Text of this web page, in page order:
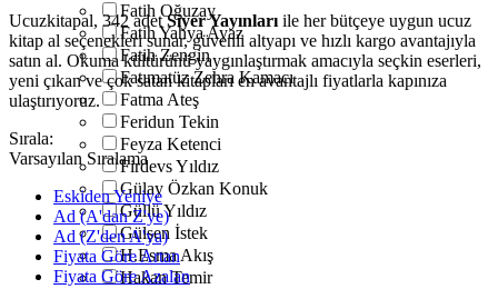
Fatih Oğuzay
Fatih Yahya Ayaz
Fatih Zengin
Fatımatüz Zehra Kamacı
Fatma Ateş
Feridun Tekin
Feyza Ketenci
Firdevs Yıldız
Gülay Özkan Konuk
Güllü Yıldız
Gülşen İstek
H.Esma Akış
Hakan Temir
Ucuzkitapal, 342 adetSiyer Yayınları ile her bütçeye uygun ucuz
kitap al seçenekleri sunar, güvenli altyapı ve hızlı kargo avantajıyla
satın al. Okuma kültürünü yaygınlaştırmak amacıyla seçkin eserleri,
yeni çıkan ve çok satan kitapları en avantajlı fiyatlarla kapınıza
ulaştırıyoruz.
Sırala:
Varsayılan Sıralama
Eskiden Yeniye
Ad (A'dan Z'ye)
Ad (Z'den A'ya)
Fiyata Göre Artan
Fiyata Göre Azalan